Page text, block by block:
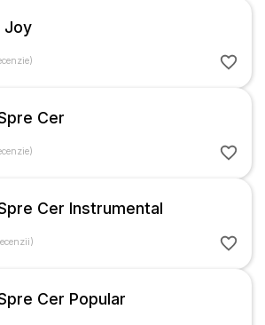
Joy
)
Cer
)
Cer Instrumental
)
Cer Popular